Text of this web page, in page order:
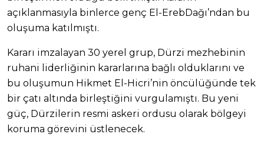
açıklanmasıyla binlerce genç El-ErebDağı’ndan bu
oluşuma katılmıştı.
Kararı imzalayan 30 yerel grup, Dürzi mezhebinin
ruhani liderliğinin kararlarına bağlı olduklarını ve
bu oluşumun Hikmet El-Hicri’nin öncülüğünde tek
bir çatı altında birleştiğini vurgulamıştı. Bu yeni
güç, Dürzilerin resmi askeri ordusu olarak bölgeyi
koruma görevini üstlenecek.